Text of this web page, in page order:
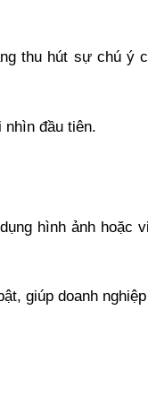
thu hút sự chú ý
đầu tiên.
hình ảnh hoặc
giúp doanh